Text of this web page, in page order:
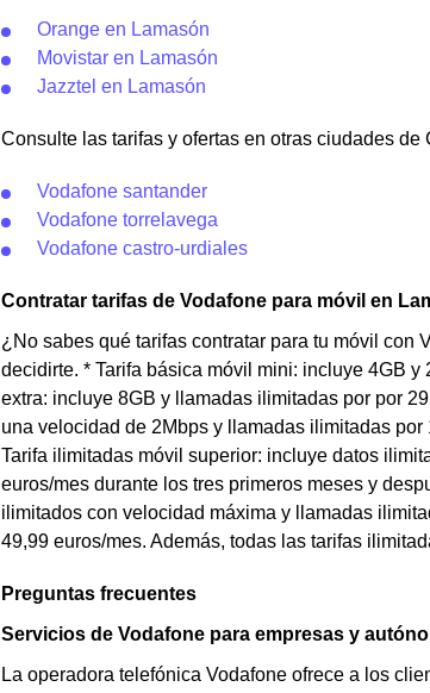
Orange en Lamasón
Movistar en Lamasón
Jazztel en Lamasón
Consulte las tarifas y ofertas en otras ciudades de
Vodafone santander
Vodafone torrelavega
Vodafone castro-urdiales
Contratar tarifas de Vodafone para móvil en
¿No sabes qué tarifas contratar para tu móvil con
decidirte. * Tarifa básica móvil mini: incluye 4GB
extra: incluye 8GB y llamadas ilimitadas por por
una velocidad de 2Mbps y llamadas ilimitadas
Tarifa ilimitadas móvil superior: incluye datos
euros/mes durante los tres primeros meses y
ilimitados con velocidad máxima y llamadas
49,99 euros/mes. Además, todas las tarifas
Preguntas frecuentes
Servicios de Vodafone para empresas y
La operadora telefónica Vodafone ofrece a los